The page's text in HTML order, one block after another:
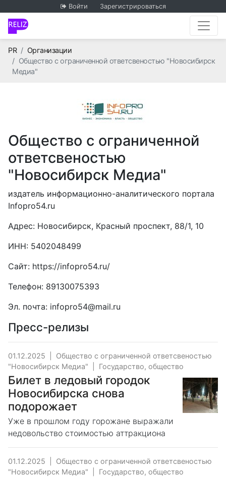
Войти Зарегистрироваться
PRГлавная
Организации
Общество с ограниченной ответсвеностью "Новосибирск
Медиа"
Общество с ограниченной
ответсвеностью
"Новосибирск Медиа"
издатель информационно-аналитического портала
Infopro54.ru
Адрес: Новосибирск, Красный проспект, 88/1, 10
ИНН: 5402048499
Сайт: https://infopro54.ru/
Телефон: 89130075393
Эл. почта: infopro54@mail.ru
Пресс-релизы
01.12.2025
Общество с ограниченной ответсвеностью
"Новосибирск Медиа"
Государство, общество
Билет в ледовый городок
Новосибирска снова
подорожает
Уже в прошлом году горожане выражали
недовольство стоимостью аттракциона
01.12.2025
Общество с ограниченной ответсвеностью
"Новосибирск Медиа"
Государство, общество